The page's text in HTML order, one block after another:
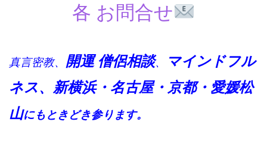
各 お問合せ
真言密教、 開運 僧侶相談、
マインドフル
ネス、 新横浜・名古屋・京都・愛媛松
山にもときどき参ります。